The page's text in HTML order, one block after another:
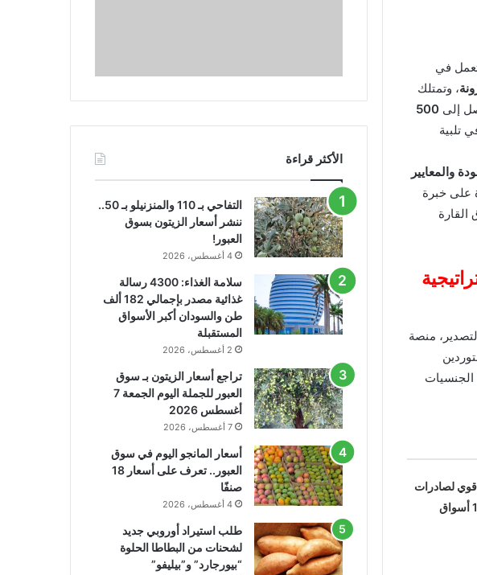
في
، وتمتلك
إلى500
تلبية
والمعايير
على خبرة
منصة
الجنسيات
أداء قوي لصادرات
الصناعات الغذائية في 10 أسواق
الأكثر قراءة
التفاحي بـ 110 والمنزنيلو بـ 50..
ننشر أسعار الزيتون بسوق
العبور!
4 أغسطس، 2026
سلامة الغذاء: 4300 رسالة
غذائية مصدر بإجمالي 182 ألف
طن والسودان أكبر الأسواق
المستقبلة
2 أغسطس، 2026
تراجع أسعار الزيتون بـ سوق
العبور للجملة اليوم الجمعة 7
أغسطس 2026
7 أغسطس، 2026
أسعار المانجو اليوم في سوق
العبور.. تعرف على أسعار 18
صنفًا
4 أغسطس، 2026
طلب استيراد أوروبي جديد
لشحنات من البطاطا الحلوة
“بيورجارد” و”بيليفو”